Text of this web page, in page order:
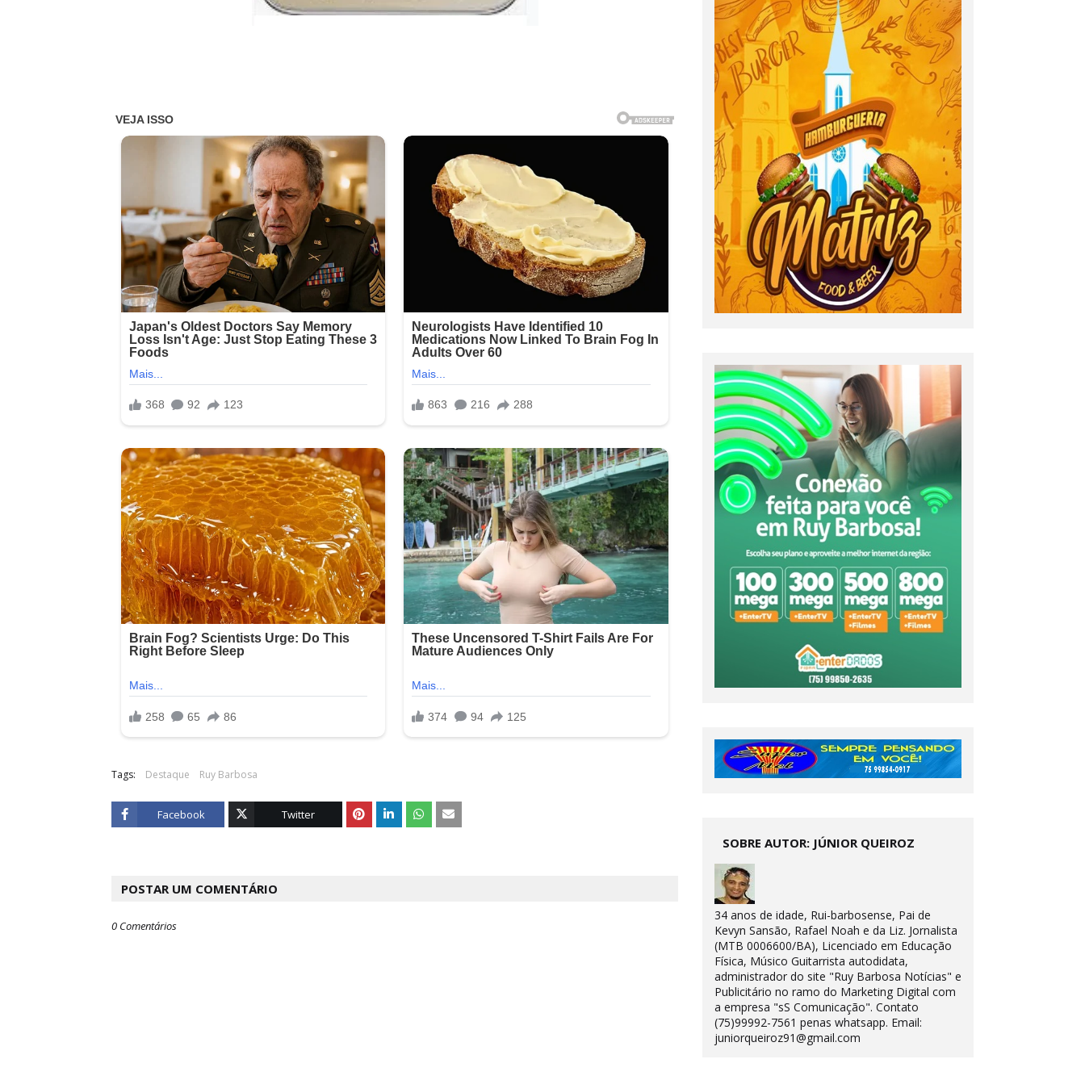
Tags: Destaque Ruy Barbosa
Facebook Twitter
POSTAR UM COMENTÁRIO
0 Comentários
SOBRE AUTOR: JÚNIOR QUEIROZ
34 anos de idade, Rui-barbosense, Pai de
Kevyn Sansão, Rafael Noah e da Liz. Jornalista
(MTB 0006600/BA), Licenciado em Educação
Física, Músico Guitarrista autodidata,
administrador do site "Ruy Barbosa Notícias" e
Publicitário no ramo do Marketing Digital com
a empresa "sS Comunicação". Contato
(75)99992-7561 penas whatsapp. Email:
juniorqueiroz91@gmail.com